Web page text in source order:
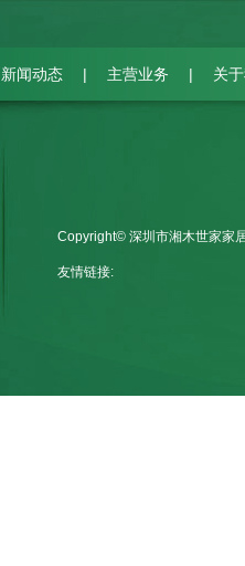
新闻动态 | 主营业务 | 关
Copyright© 深圳市湘木世家家
友情链接: